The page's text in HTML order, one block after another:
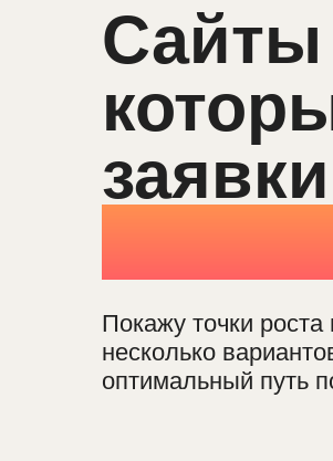
Сайты
заявки
уже
Покажу точки
несколько
оптимальный путь